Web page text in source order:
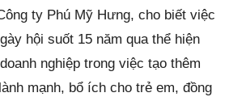
ty Phú Mỹ Hưng, cho biết việc
hội suốt 15 năm qua thể hiện
nghiệp trong việc tạo thêm
mạnh, bổ ích cho trẻ em, đồng